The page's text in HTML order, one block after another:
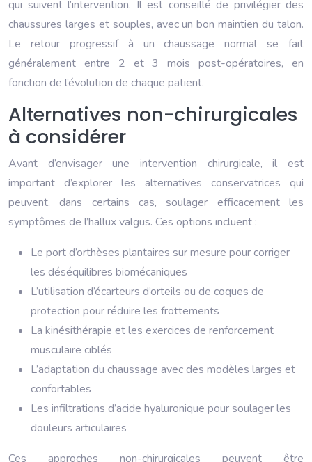
qui suivent l’intervention. Il est conseillé de privilégier des
chaussures larges et souples, avec un bon maintien du talon.
Le retour progressif à un chaussage normal se fait
généralement entre 2 et 3 mois post-opératoires, en
fonction de l’évolution de chaque patient.
Alternatives non-chirurgicales
à considérer
Avant d’envisager une intervention chirurgicale, il est
important d’explorer les alternatives conservatrices qui
peuvent, dans certains cas, soulager efficacement les
symptômes de l’hallux valgus. Ces options incluent :
Le port d’orthèses plantaires sur mesure pour corriger
les déséquilibres biomécaniques
L’utilisation d’écarteurs d’orteils ou de coques de
protection pour réduire les frottements
La kinésithérapie et les exercices de renforcement
musculaire ciblés
L’adaptation du chaussage avec des modèles larges et
confortables
Les infiltrations d’acide hyaluronique pour soulager les
douleurs articulaires
Ces approches non-chirurgicales peuvent être